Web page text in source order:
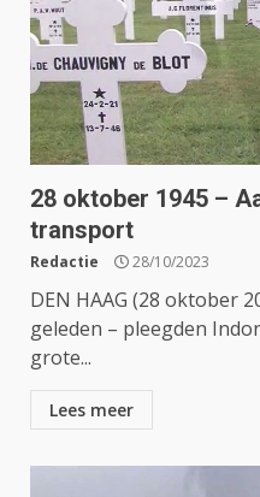
28 oktober 1945 –
transport
Redactie 28/10/2023
DEN HAAG (28 oktober
geleden – pleegden
grote...
Lees meer